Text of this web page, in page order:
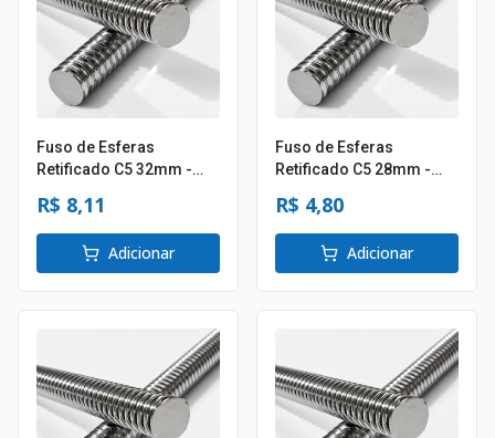
Fuso de Esferas
Retificado C5 32mm -
R$ 8,11
Adicionar
Fuso de Esferas
Retificado C5 28mm -
R$ 4,80
Adicionar